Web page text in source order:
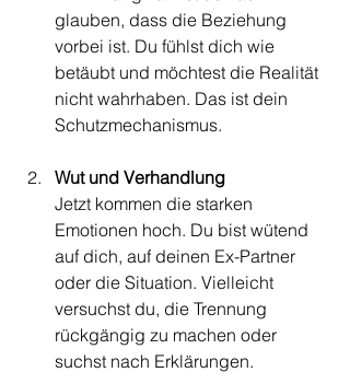
glauben, dass die Beziehung
vorbei ist. Du fühlst dich wie
betäubt und möchtest die Realität
nicht wahrhaben. Das ist dein
Schutzmechanismus.
Wut und Verhandlung
Jetzt kommen die starken
Emotionen hoch. Du bist wütend
auf dich, auf deinen Ex-Partner
oder die Situation. Vielleicht
versuchst du, die Trennung
rückgängig zu machen oder
suchst nach Erklärungen.